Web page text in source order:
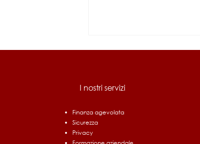
Prioritarie: fino a 1,5 milioni
I nostri servizi
Finanza agevolata
Sicurezza
Privacy